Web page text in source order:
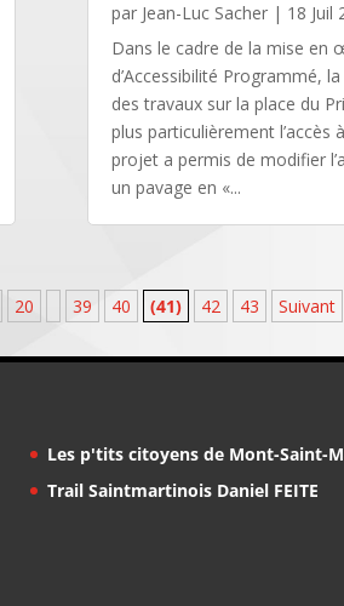
par Jean-Luc Sacher| 18 Juil
Dans le cadre de la mise en
d’Accessibilité Programmé,
des travaux sur la place du
plus particulièrement l’accès
projet a permis de modifier
un pavage en «...
20 39 40 (41) 42 43 Suivant
Les p'tits citoyens de Mont-Saint-
Trail Saintmartinois Daniel FEITE